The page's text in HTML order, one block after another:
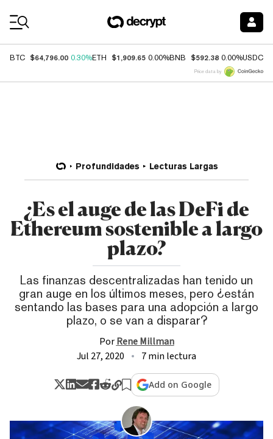
BTC $64,796.00 0.30%ETH $1,909.65 0.00%BNB $592.38 0.00%USDC
Price data by
Profundidades Lecturas Largas
¿Es el auge de las DeFi de
Ethereum sostenible a largo
plazo?
Las finanzas descentralizadas han tenido un
gran auge en los últimos meses, pero ¿están
sentando las bases para una adopción a largo
plazo, o se van a disparar?
Por Rene Millman
Jul 27, 2020
7 min lectura
Add on Google